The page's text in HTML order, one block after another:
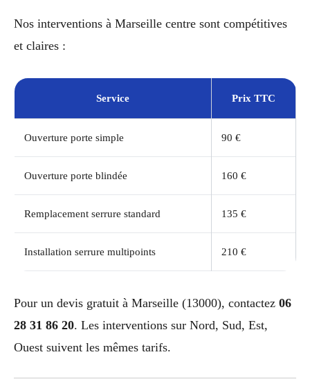
Nos interventions à Marseille centre sont compétitives
et claires :
Service Prix TTC
Ouverture porte simple 90 €
Ouverture porte blindée 160 €
Remplacement serrure standard 135 €
Installation serrure multipoints 210 €
Pour un devis gratuit à Marseille (13000), contactez 06
28 31 86 20. Les interventions sur Nord, Sud, Est,
Ouest suivent les mêmes tarifs.